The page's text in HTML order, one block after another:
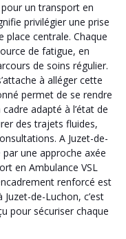
un transport en
privilégier une prise
centrale. Chaque
de fatigue, en
de soins régulier.
à alléger cette
permet de se rendre
adapté à l’état de
des trajets fluides,
A Juzet-de-
une approche axée
en Ambulance VSL
renforcé est
de-Luchon, c’est
pour sécuriser chaque